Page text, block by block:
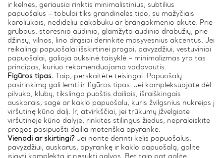
ir kelnes, geriausia rinktis minimalistinius, subtilius
papuošalus – tobulai tiks grandinėlės tipo, su mažyčiais
karoliukais, nedideliu pakabuku ar brangakmenio akute. Prie
grubaus, storesnio audinio, glamžyto audinio drabužių, prie
džinsų, vilnos, lino drąsiai derinkite masyvesnius akcentus. Jei
reikalingi papuošalai išskirtinei progai, pavyzdžiui, vestuviniai
papuošalai, galioja auksinė taisyklė – minimalizmas yra tas
principas, kuriuo rekomenduojama vadovautis.
Figūros tipas. Taip, perskaitėte teisingai. Papuošalų
pasirinkimą gali lemti ir figūros tipas. Jei kompleksuojate dėl
pilvuko, klubų, tikslinga puoštis dailiais, išraiškingais
auskarais, sage ar kaklo papuošalu, kuris žvilgsnius nukreips į
viršutinę kūno dalį. Ir, atvirkščiai, jei trūkumų įžvelgiate
viršutinėje kūno dalyje, rinkitės stilingus žiedus, nepraleiskite
progos pasipuošti dailia moteriška apyranke.
Vienodi ar skirtingi? Jei norite derinti kelis papuošalus,
pavyzdžiui, auskarus, apyrankę ir kaklo papuošalą, galite
įsigyti komplektą ir nesukti galvos. Bet taip pat galite